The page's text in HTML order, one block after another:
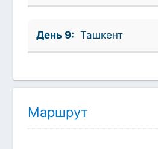
День 9: Ташкент
Маршрут